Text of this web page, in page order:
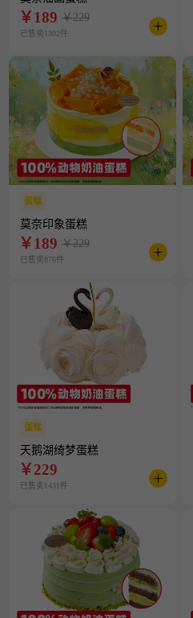
￥189 ￥229
已售卖1302件
蛋糕
莫奈印象蛋糕
￥189 ￥229
已售卖876件
蛋糕
天鹅湖绮梦蛋糕
￥229
已售卖1431件